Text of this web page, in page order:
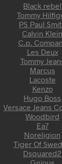
Black rebel
Tommy
PS Paul
Calvin Klein
C.p.
Les Deux
Tommy
Marcus
Lacoste
Kenzo
Hugo Boss
Versace Jeans
Woodbird
Ea7
Noreligion
Tiger Of
Dsquared2